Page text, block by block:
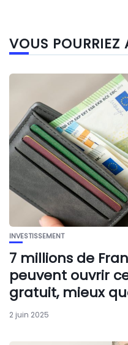
VOUS POURRIEZ
INVESTISSEMENT
7 millions de
peuvent ouvrir
gratuit, mieux
2 juin 2025